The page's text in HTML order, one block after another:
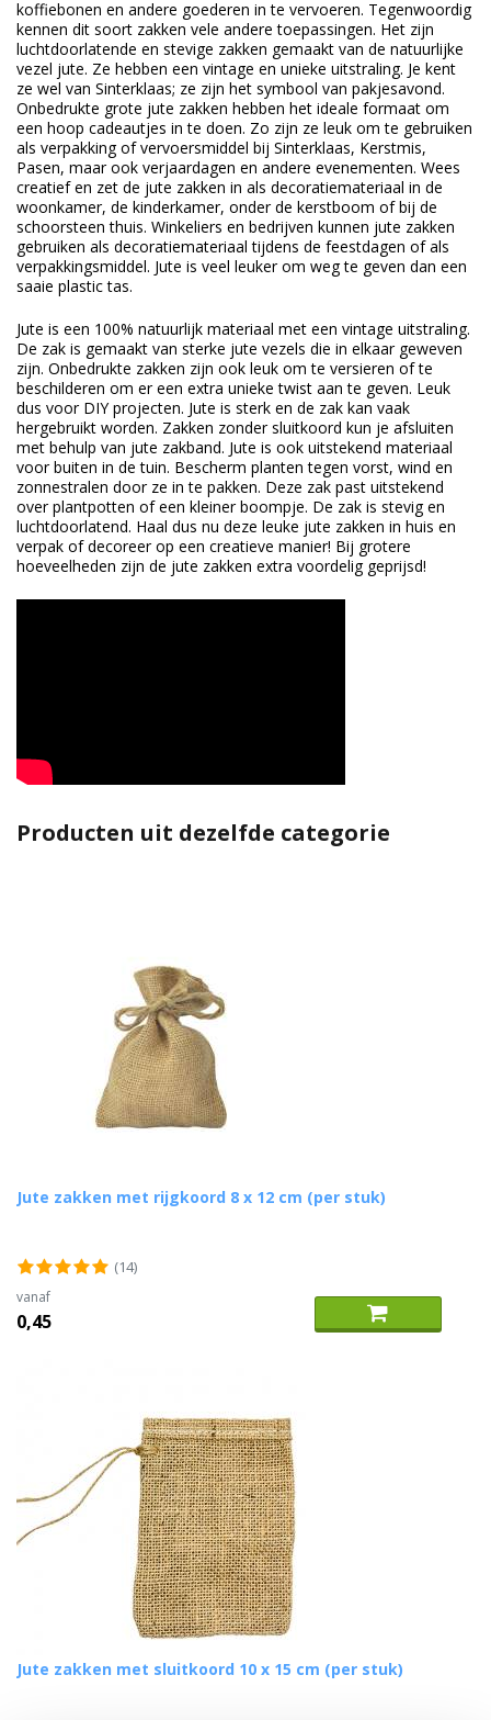
koffiebonen en andere goederen in te vervoeren. Tegenwoordig
kennen dit soort zakken vele andere toepassingen. Het zijn
luchtdoorlatende en stevige zakken gemaakt van de natuurlijke
vezel jute. Ze hebben een vintage en unieke uitstraling. Je kent
ze wel van Sinterklaas; ze zijn het symbool van pakjesavond.
Onbedrukte grote jute zakken hebben het ideale formaat om
een hoop cadeautjes in te doen. Zo zijn ze leuk om te gebruiken
als verpakking of vervoersmiddel bij Sinterklaas, Kerstmis,
Pasen, maar ook verjaardagen en andere evenementen. Wees
creatief en zet de jute zakken in als decoratiemateriaal in de
woonkamer, de kinderkamer, onder de kerstboom of bij de
schoorsteen thuis. Winkeliers en bedrijven kunnen jute zakken
gebruiken als decoratiemateriaal tijdens de feestdagen of als
verpakkingsmiddel. Jute is veel leuker om weg te geven dan een
saaie plastic tas.
Jute is een 100% natuurlijk materiaal met een vintage uitstraling.
De zak is gemaakt van sterke jute vezels die in elkaar geweven
zijn. Onbedrukte zakken zijn ook leuk om te versieren of te
beschilderen om er een extra unieke twist aan te geven. Leuk
dus voor DIY projecten. Jute is sterk en de zak kan vaak
hergebruikt worden. Zakken zonder sluitkoord kun je afsluiten
met behulp van jute zakband. Jute is ook uitstekend materiaal
voor buiten in de tuin. Bescherm planten tegen vorst, wind en
zonnestralen door ze in te pakken. Deze zak past uitstekend
over plantpotten of een kleiner boompje. De zak is stevig en
luchtdoorlatend. Haal dus nu deze leuke jute zakken in huis en
verpak of decoreer op een creatieve manier! Bij grotere
hoeveelheden zijn de jute zakken extra voordelig geprijsd!
Producten uit dezelfde categorie
Jute zakken met rijgkoord 8 x 12 cm (per stuk)
(14)
vanaf
0,45
Jute zakken met sluitkoord 10 x 15 cm (per stuk)